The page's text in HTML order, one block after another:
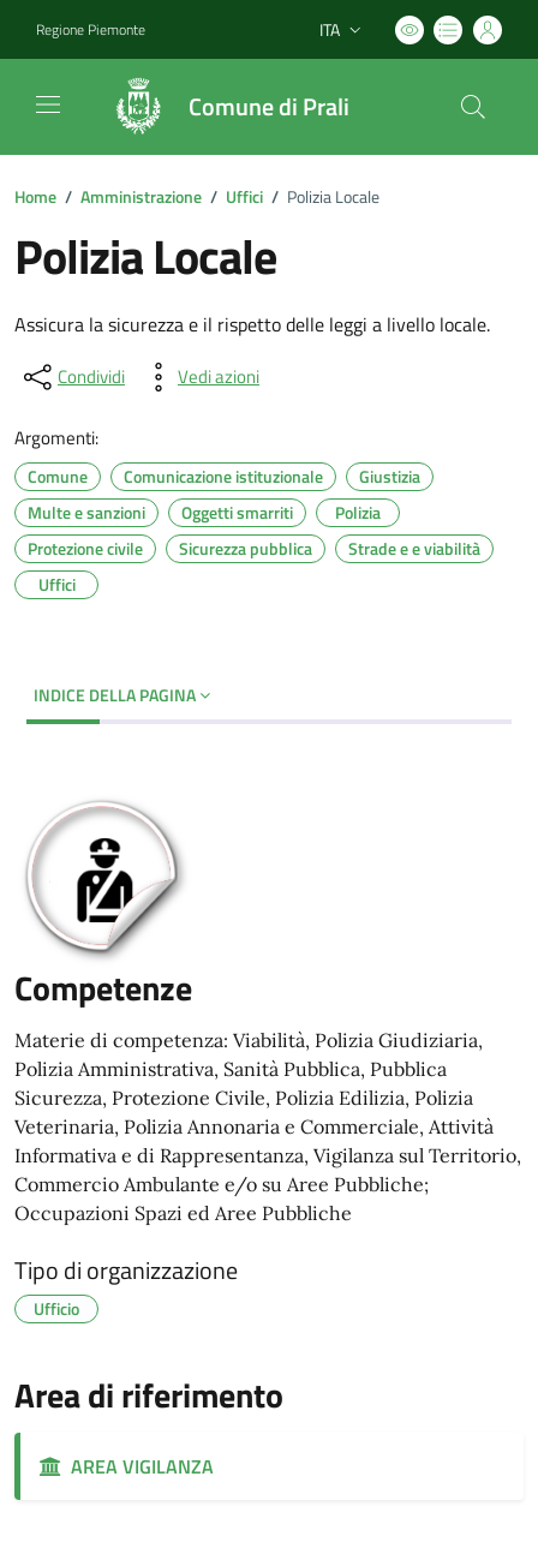
Regione Piemonte Lingua attiva:
ITA
Comune di Prali
Home / Amministrazione / Uffici / Polizia Locale
Polizia Locale
Assicura la sicurezza e il rispetto delle leggi a livello locale.
Condividi Vedi azioni
Argomenti:
Comune Comunicazione istituzionale
Giustizia
Multe e sanzioni
Oggetti smarriti
Polizia
Protezione civile
Sicurezza pubblica
Strade e e viabilità
Uffici
INDICE DELLA PAGINA
Competenze
Materie di competenza: Viabilità, Polizia Giudiziaria,
Polizia Amministrativa, Sanità Pubblica, Pubblica
Sicurezza, Protezione Civile, Polizia Edilizia, Polizia
Veterinaria, Polizia Annonaria e Commerciale, Attività
Informativa e di Rappresentanza, Vigilanza sul Territorio,
Commercio Ambulante e/o su Aree Pubbliche;
Occupazioni Spazi ed Aree Pubbliche
Tipo di organizzazione
Ufficio
Area di riferimento
AREA VIGILANZA